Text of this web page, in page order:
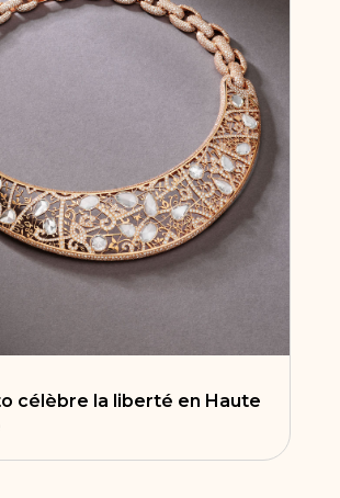
célèbre la liberté en Haute